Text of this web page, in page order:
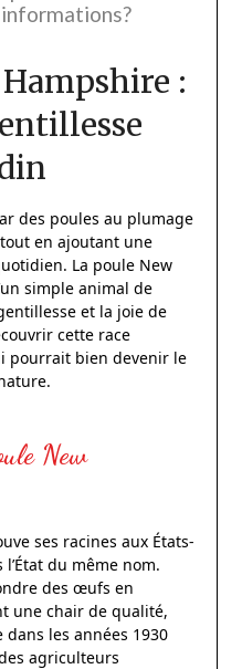
:
des poules au plumage
en ajoutant une
La poule New
simple animal de
et la joie de
cette race
pourrait bien devenir le
New
ses racines aux États-
du même nom.
des œufs en
une chair de qualité,
les années 1930
agriculteurs